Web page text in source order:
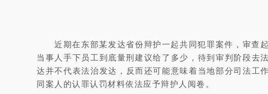
近期在东部某发达省份辩护一起共同犯罪案件，审查
当事人手下员工到底量刑建议给了多少，待到审判阶段去
达并不代表法治发达，反而还可能意味着当地部分司法
同案人的认罪认罚材料依法应予辩护人阅卷。